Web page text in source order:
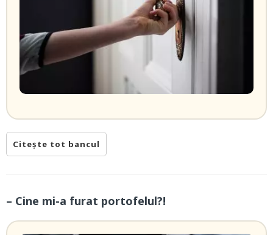
Citește tot bancul
– Cine mi-a furat portofelul?!